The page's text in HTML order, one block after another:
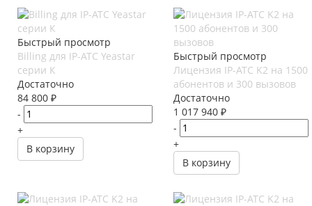
Быстрый просмотр
Billing для IP-АТС Yeastar
серии К
Достаточно
84 800 ₽
-
+
В корзину
Быстрый просмотр
Лицензия IP-АТС K2 на 1500
абонентов и 300 вызовов
Достаточно
1 017 940 ₽
-
+
В корзину